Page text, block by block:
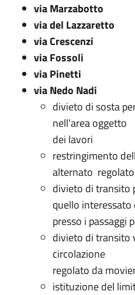
via Marzabotto
via del Lazzaretto
via Crescenzi
via Fossoli
via Pinetti
via Nedo Nadi
divieto di sosta
nell’area oggetto
dei lavori
restringimento
alternato
divieto di transito
quello
presso i passaggi
divieto di transito
circolazione
regolato da
istituzione del